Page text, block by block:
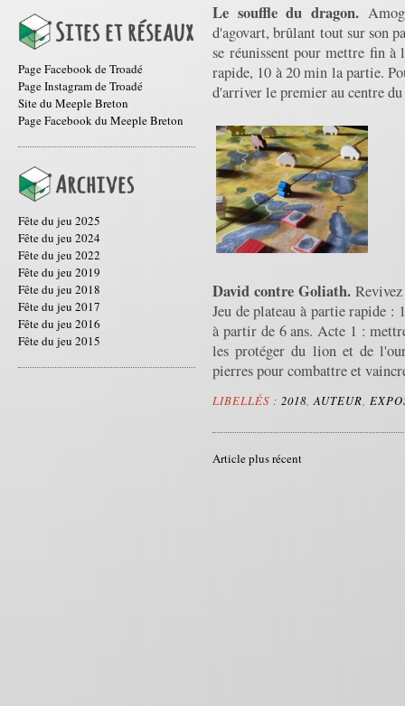
Page Facebook de Troadé
Page Instagram de Troadé
Site du Meeple Breton
Page Facebook du Meeple Breton
Fête du jeu 2025
Fête du jeu 2024
Fête du jeu 2022
Fête du jeu 2019
Fête du jeu 2018
Fête du jeu 2017
Fête du jeu 2016
Fête du jeu 2015
Le souffle du dragon.
d'agovart, brûlant tout sur son
se réunissent pour mettre fin à
rapide, 10 à 20 min la partie.
d'arriver le premier au centre
David contre Goliath.
Jeu de plateau à partie rapide :
à partir de 6 ans. Acte 1 :
les protéger du lion et de
pierres pour combattre et
LIBELLÉS : 2018 ,AUTEUR
Article plus récent